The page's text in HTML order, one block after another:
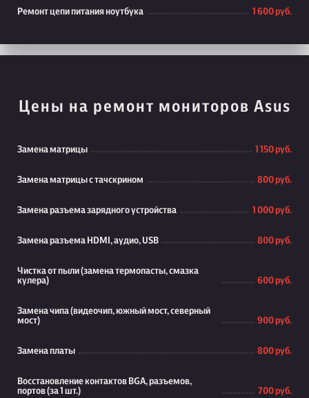
Ремонт цепи питания ноутбука 1 600 руб.
Цены на ремонт мониторов Asus
Замена матрицы 1 150 руб.
Замена матрицы с тачскрином 800 руб.
Замена разъема зарядного устройства 1 000 руб.
Замена разъема HDMI, аудио, USB 800 руб.
Чистка от пыли (замена термопасты, смазка
кулера)
600 руб.
Замена чипа (видеочип, южный мост, северный
мост)
900 руб.
Замена платы 800 руб.
Восстановление контактов BGA, разъемов,
портов (за 1 шт.)
700 руб.